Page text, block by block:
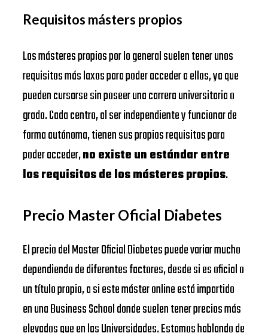
Requisitos másters propios
Los másteres propios por lo general suelen tener unos
requisitos más laxos para poder acceder a ellos, ya que
pueden cursarse sin poseer una carrera universitaria o
grado. Cada centro, al ser independiente y funcionar de
forma autónoma, tienen sus propios requisitos para
poder acceder,no existe un estándar entre
los requisitos de los másteres propios.
Precio Master Oficial Diabetes
El precio del Master Oficial Diabetes puede variar mucho
dependiendo de diferentes factores, desde si es oficial o
un título propio, a si este máster online está impartido
en una Business School donde suelen tener precios más
elevados que en las Universidades. Estamos hablando de